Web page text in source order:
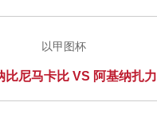
以甲图杯
比尼马卡比 VS 阿基纳扎力